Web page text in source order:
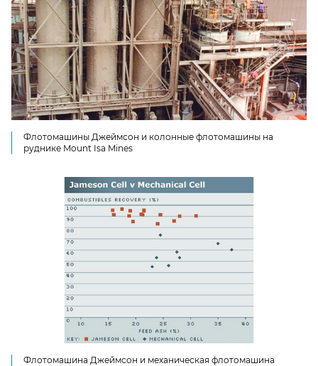
Флотомашины Джеймсон и колонные флотомашины на
руднике Mount Isa Mines
Флотомашина Джеймсон и механическая флотомашина